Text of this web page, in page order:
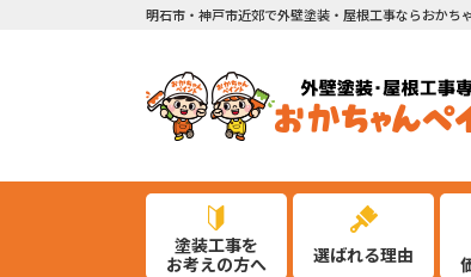
明石市・神戸市近郊で外壁塗装・屋根工事ならおかち
塗装工事を
お考えの方へ
選ばれる理由